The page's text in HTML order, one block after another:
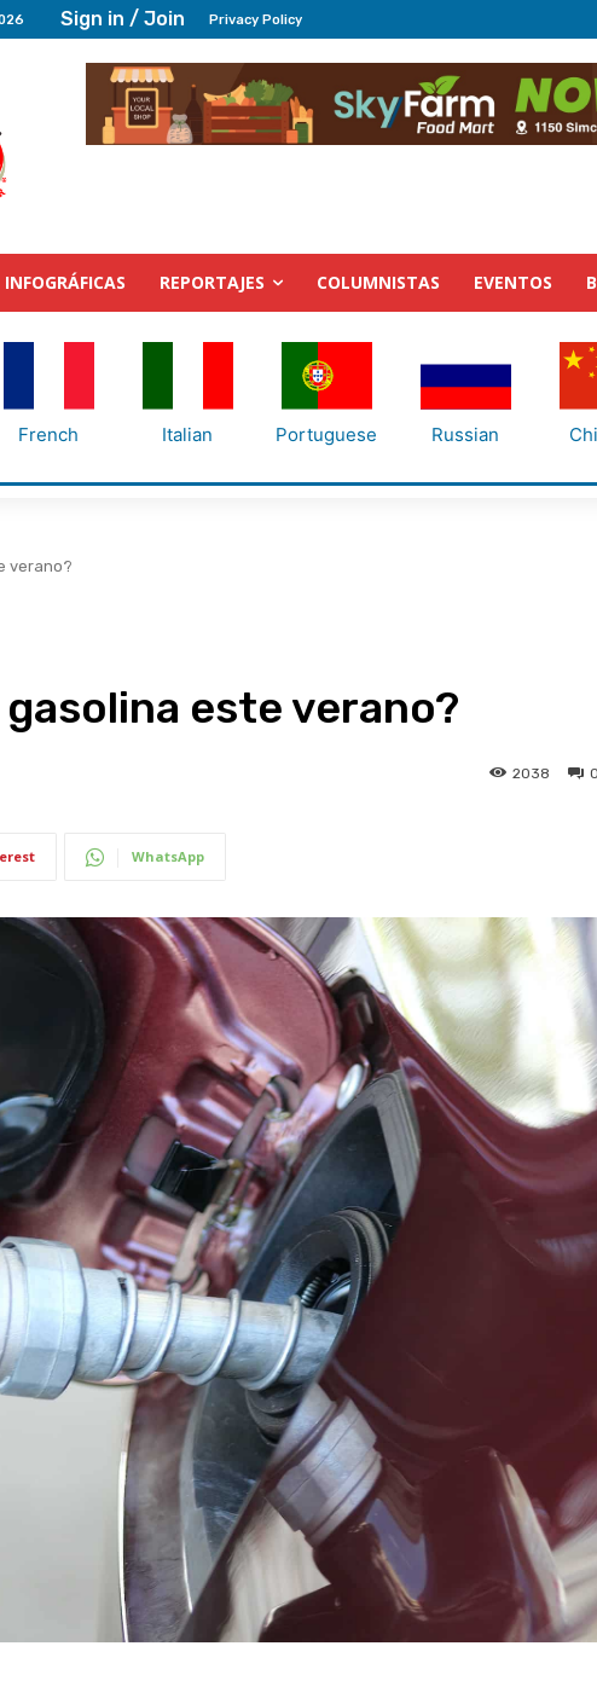
Sign in / Join Privacy Policy
INFOGRÁFICAS REPORTAJES COLUMNISTAS EVENTOS
French Italian Portuguese Russian
verano?
este verano?
2038
WhatsApp